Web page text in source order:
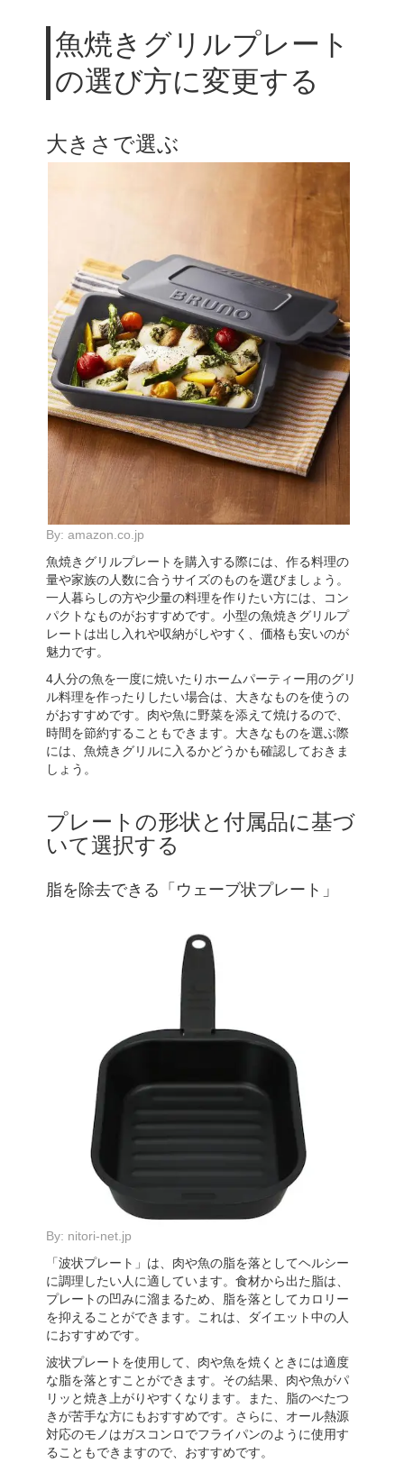
魚焼きグリルプレート
の選び方に変更する
大きさで選ぶ
By: amazon.co.jp
魚焼きグリルプレートを購入する際には、作る料理の
量や家族の人数に合うサイズのものを選びましょう。
一人暮らしの方や少量の料理を作りたい方には、コン
パクトなものがおすすめです。小型の魚焼きグリルプ
レートは出し入れや収納がしやすく、価格も安いのが
魅力です。
4人分の魚を一度に焼いたりホームパーティー用のグリ
ル料理を作ったりしたい場合は、大きなものを使うの
がおすすめです。肉や魚に野菜を添えて焼けるので、
時間を節約することもできます。大きなものを選ぶ際
には、魚焼きグリルに入るかどうかも確認しておきま
しょう。
プレートの形状と付属品に基づ
いて選択する
脂を除去できる「ウェーブ状プレート」
By: nitori-net.jp
「波状プレート」は、肉や魚の脂を落としてヘルシー
に調理したい人に適しています。食材から出た脂は、
プレートの凹みに溜まるため、脂を落としてカロリー
を抑えることができます。これは、ダイエット中の人
におすすめです。
波状プレートを使用して、肉や魚を焼くときには適度
な脂を落とすことができます。その結果、肉や魚がパ
リッと焼き上がりやすくなります。また、脂のべたつ
きが苦手な方にもおすすめです。さらに、オール熱源
対応のモノはガスコンロでフライパンのように使用す
ることもできますので、おすすめです。